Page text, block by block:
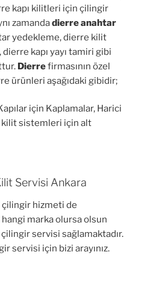
kapı kilitleri için çilingir
zamandadierre anahtar
yedekleme, dierre kilit
kapı yayı tamiri gibi
Dierrefirmasının özel
ürünleri aşağıdaki gibidir;
için Kaplamalar, Harici
kilit sistemleri için alt
Servisi Ankara
çilingir hizmeti de
hangi marka olursa olsun
çilingir servisi sağlamaktadır.
servisi için bizi arayınız.